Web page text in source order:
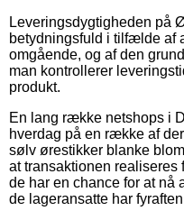
Leveringsdygtigheden på
betydningsfuld i tilfælde af
omgående, og af den
man kontrollerer
produkt.
En lang række netshops i
hverdag på en række af
sølv ørestikker blanke
at transaktionen
de har en chance for at nå
de lageransatte har